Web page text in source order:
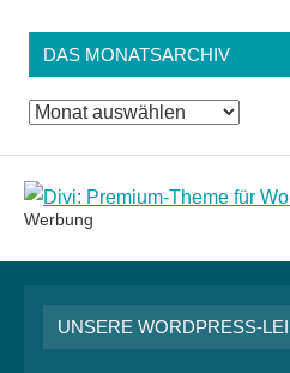
DAS MONATSARCHIV
Das
Werbung
UNSERE WORDPRESS-